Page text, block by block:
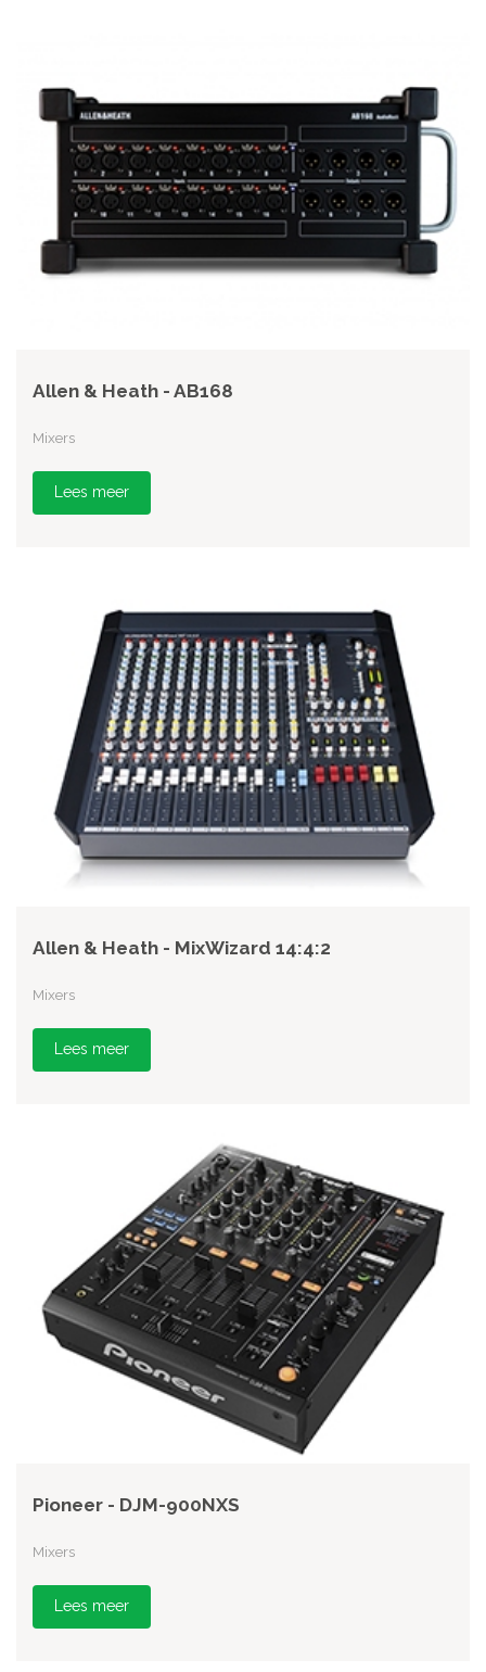
Allen & Heath - AB168
Mixers
Lees meer
Allen & Heath - MixWizard 14:4:2
Mixers
Lees meer
Pioneer - DJM-900NXS
Mixers
Lees meer